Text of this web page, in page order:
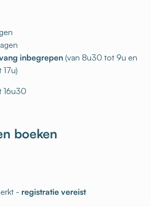
inbegrepen(van 8u30 tot 9u en
16u30
boeken
- registratie vereist